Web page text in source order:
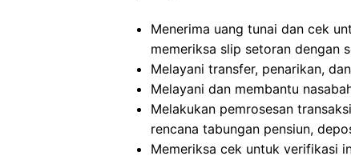
Menerima uang tunai dan cek
memeriksa slip setoran dengan
Melayani transfer, penarikan,
Melayani dan membantu
Melakukan pemrosesan
rencana tabungan pensiun,
Memeriksa cek untuk verifikasi